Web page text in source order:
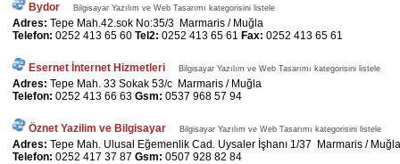
Bydor Bilgisayar Yazılım ve Web Tasarımı kategorisini listele
Adres: Tepe Mah.42.sok No:35/3 Marmaris / Muğla
Telefon: 0252 413 65 60 Tel2: 0252 413 65 61 Fax: 0252 413 65 61
Esernet İnternet Hizmetleri Bilgisayar Yazılım ve Web Tasarımı kategorisini listele
Adres: Tepe Mah. 33 Sokak 53/c Marmaris / Muğla
Telefon: 0252 413 66 63 Gsm: 0537 968 57 94
Öznet Yazilim ve Bilgisayar Bilgisayar Yazılım ve Web Tasarımı kategorisini listele
Adres: Tepe Mah. Ulusal Eğemenlik Cad. Uysaler İşhanı 1/37 Marmaris / Muğla
Telefon: 0252 417 37 87 Gsm: 0507 928 82 84